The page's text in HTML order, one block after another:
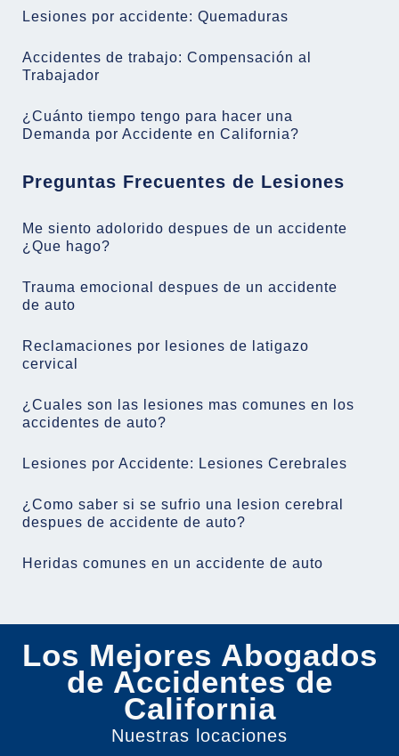
Lesiones por accidente: Quemaduras
Accidentes de trabajo: Compensación al
Trabajador
¿Cuánto tiempo tengo para hacer una
Demanda por Accidente en California?
Preguntas Frecuentes de Lesiones
Me siento adolorido despues de un accidente
¿Que hago?
Trauma emocional despues de un accidente
de auto
Reclamaciones por lesiones de latigazo
cervical
¿Cuales son las lesiones mas comunes en los
accidentes de auto?
Lesiones por Accidente: Lesiones Cerebrales
¿Como saber si se sufrio una lesion cerebral
despues de accidente de auto?
Heridas comunes en un accidente de auto
Los Mejores Abogados
de Accidentes de
California
Nuestras locaciones